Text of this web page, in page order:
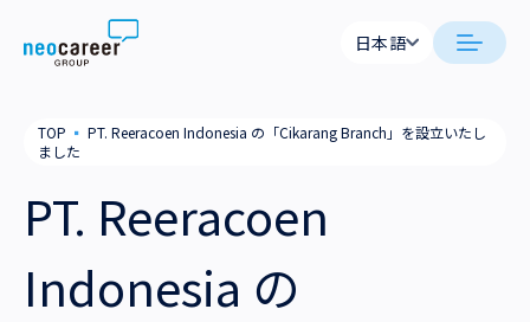
Skip to content
日本語
私たちの考え方
就労支援
日本語
TOP ▪ PT. Reeracoen Indonesia の「Cikarang Branch」を設立いたし
ました
PT. Reeracoen
Indonesia の